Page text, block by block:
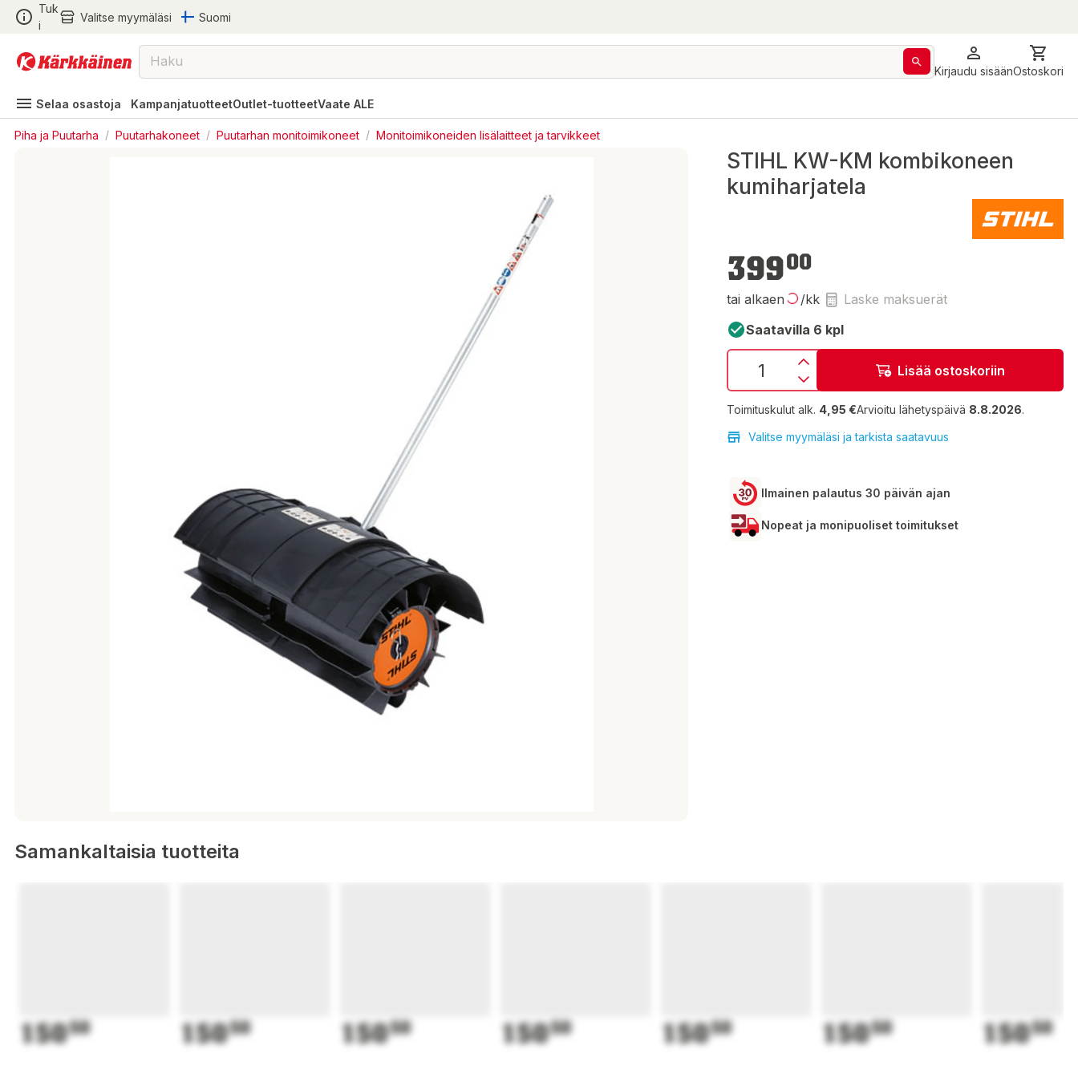
Tuk
i
Valitse myymäläsi Suomi
Kirjaudu sisäänOstoskori
Selaa osastoja KampanjatuotteetOutlet-tuotteetVaate ALE
Piha ja Puutarha / Puutarhakoneet / Puutarhan monitoimikoneet / Monitoimikoneiden lisälaitteet ja tarvikkeet
STIHL KW-KM kombikoneen
kumiharjatela
39900
tai alkaen /kk
Laske maksuerät
Saatavilla 6 kpl
Lisää ostoskoriin
Toimituskulut alk. 4,95 €Arvioitu lähetyspäivä 8.8.2026.
Valitse myymäläsi ja tarkista saatavuus
Ilmainen palautus 30 päivän ajan
Nopeat ja monipuoliset toimitukset
Samankaltaisia tuotteita
15050 15050 15050 15050 15050 15050 15050